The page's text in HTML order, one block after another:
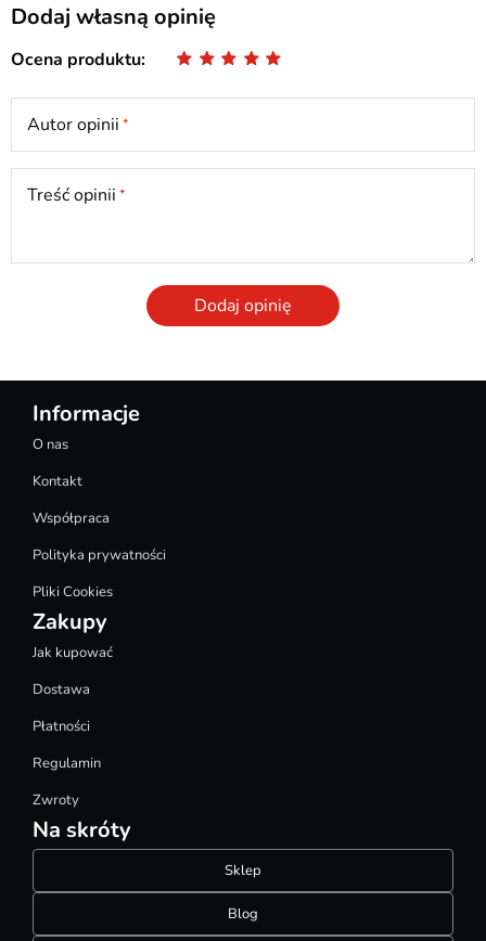
Dodaj własną opinię
Ocena produktu
Autor opinii
Treść opinii
Dodaj opinię
Informacje
O nas
Kontakt
Współpraca
Polityka prywatności
Pliki Cookies
Zakupy
Jak kupować
Dostawa
Płatności
Regulamin
Zwroty
Na skróty
Sklep
Blog